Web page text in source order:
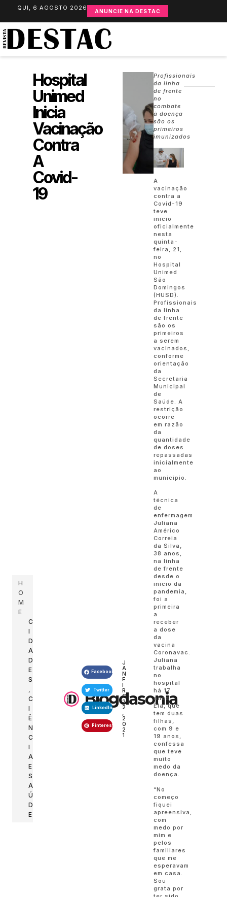
QUI, 6 AGOSTO 2026 ANUNCIE NA DESTAC
H
O
M
E
C
I
D
A
D
E
S
,
C
I
Ê
N
C
I
A
E
S
A
Ú
D
E
Hospital
Unimed
Inicia
Vacinação
Contra
A
Covid-
19
Blogdasonia
Facebook
Twitter
LinkedIn
Pinterest
J
A
N
E
I
R
O
2
2
2
0
2
1
Profissionais
da linha
de frente
no
combate
à doença
são os
primeiros
imunizados
A
vacinação
contra a
Covid-19
teve
início
oficialmente
nesta
quinta-
feira, 21,
no
Hospital
Unimed
São
Domingos
(HUSD).
Profissionais
da linha
de frente
são os
primeiros
a serem
vacinados,
conforme
orientação
da
Secretaria
Municipal
de
Saúde. A
restrição
ocorre
em razão
da
quantidade
de doses
repassadas
inicialmente
ao
município.
A
técnica
de
enfermagem
Juliana
Américo
Correia
da Silva,
38 anos,
na linha
de frente
desde o
início da
pandemia,
foi a
primeira
a
receber
a dose
da
vacina
Coronavac.
Juliana
trabalha
no
hospital
há 17
anos.
Ela, que
tem duas
filhas,
com 9 e
19 anos,
confessa
que teve
muito
medo da
doença.
“No
começo
fiquei
apreensiva,
com
medo por
mim e
pelos
familiares
que me
esperavam
em casa.
Sou
grata por